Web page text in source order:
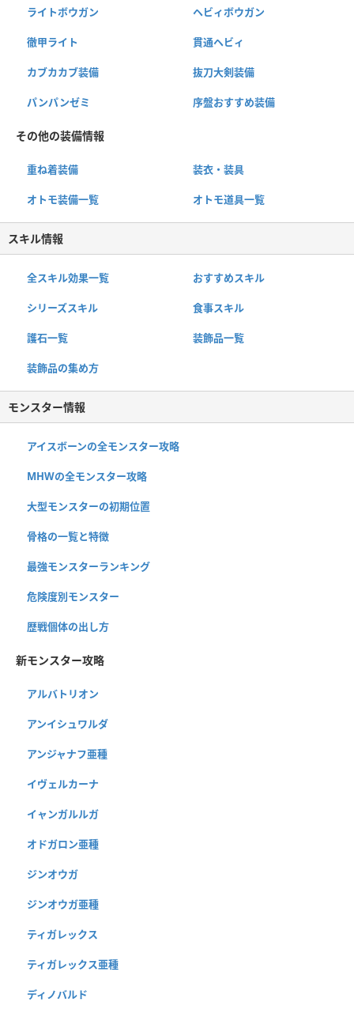
ライトボウガン ヘビィボウガン
徹甲ライト 貫通ヘビィ
カブカカブ装備 抜刀大剣装備
パンパンゼミ 序盤おすすめ装備
その他の装備情報
重ね着装備 装衣・装具
オトモ装備一覧 オトモ道具一覧
スキル情報
全スキル効果一覧 おすすめスキル
シリーズスキル 食事スキル
護石一覧 装飾品一覧
装飾品の集め方
モンスター情報
アイスボーンの全モンスター攻略
MHWの全モンスター攻略
大型モンスターの初期位置
骨格の一覧と特徴
最強モンスターランキング
危険度別モンスター
歴戦個体の出し方
新モンスター攻略
アルバトリオン
アンイシュワルダ
アンジャナフ亜種
イヴェルカーナ
イャンガルルガ
オドガロン亜種
ジンオウガ
ジンオウガ亜種
ティガレックス
ティガレックス亜種
ディノバルド